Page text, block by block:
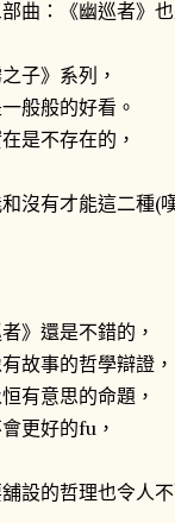
曲：《幽巡者》
子》系列，
般般的好看。
是不存在的，
沒有才能這二種(
》還是不錯的，
故事的哲學辯證，
有意思的命題，
更好的fu，
設的哲理也令人